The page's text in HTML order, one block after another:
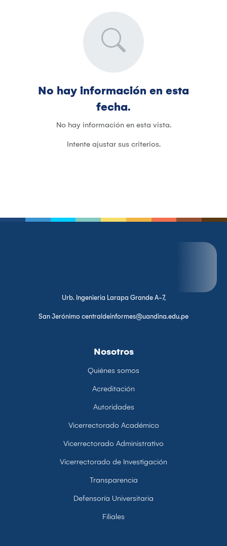
No hay información en esta
fecha.
No hay información en esta vista.
Intente ajustar sus criterios.
Urb. Ingenieria Larapa Grande A-7,
San Jerónimo centraldeinformes@uandina.edu.pe
Nosotros
Quiénes somos
Acreditación
Autoridades
Vicerrectorado Académico
Vicerrectorado Administrativo
Vicerrectorado de Investigación
Transparencia
Defensoría Universitaria
Filiales